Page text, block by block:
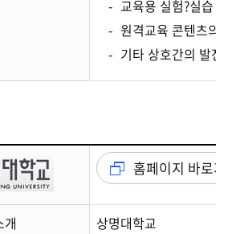
교육용 실험?실습 장
원격교육 콘텐츠의
기타 상호간의 발전
홈페이지 바로가
개
상명대학교